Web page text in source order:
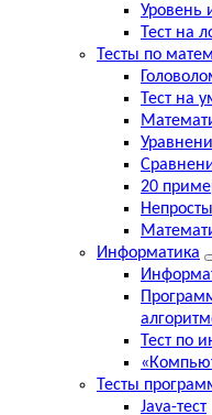
Уровень
Тест на
Тесты по
Тест на
20
Информатика
Тест по
Тесты
Java-тест